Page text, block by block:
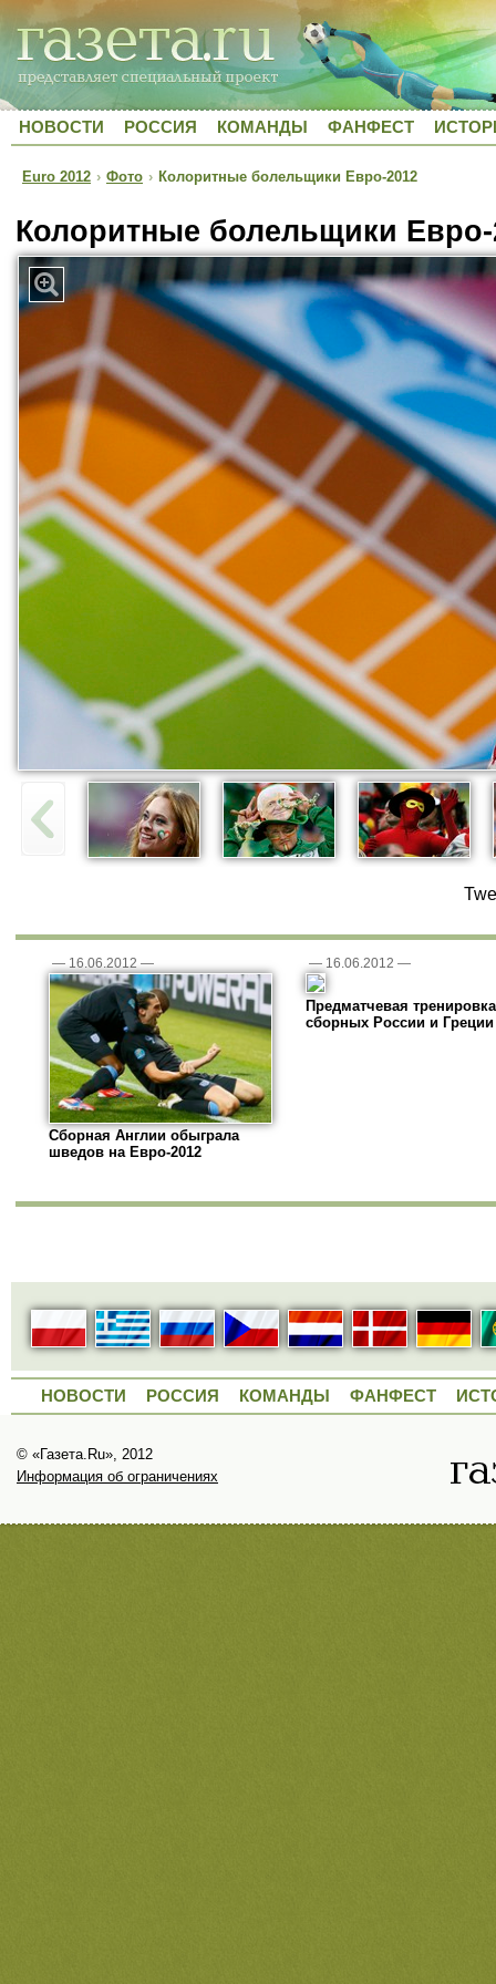
НОВОСТИ РОССИЯ КОМАНДЫ ФАНФЕСТ
Euro 2012 › Фото › Колоритные болельщики Евро-2012
Колоритные болельщики Евро-
— 16.06.2012 —
Сборная Англии обыграла
шведов на Евро-2012
— 16.06.2012 —
Предматчевая тренировка
сборных России и Греции
НОВОСТИ РОССИЯ КОМАНДЫ ФАНФЕСТ
© «Газета.Ru», 2012
Информация об ограничениях